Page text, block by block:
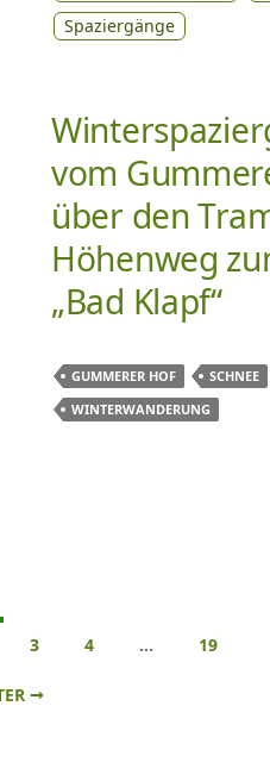
Spaziergänge
vom
über den
Höhenweg
„Bad Klapf“
GUMMERER HOF
SCHNEE
WINTERWANDERUNG
3 4 … 19
→